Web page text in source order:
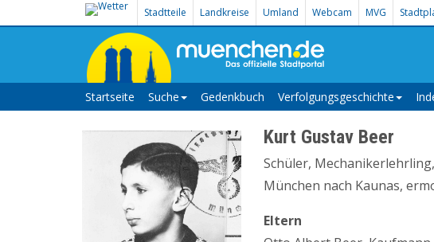
Stadtteile Landkreise Umland Webcam MVG
Startseite Suche Gedenkbuch Verfolgungsgeschichte
Kurt Gustav Beer
Schüler,
München nach Kaunas,
Eltern